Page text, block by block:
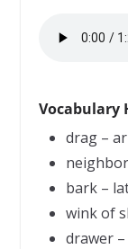
Vocabulary
drag –
bark –
wink of
drawer